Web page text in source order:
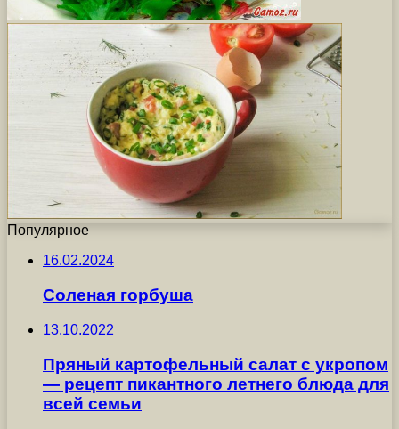
Популярное
16.02.2024
Соленая горбуша
13.10.2022
Пряный картофельный салат с укропом
— рецепт пикантного летнего блюда для
всей семьи